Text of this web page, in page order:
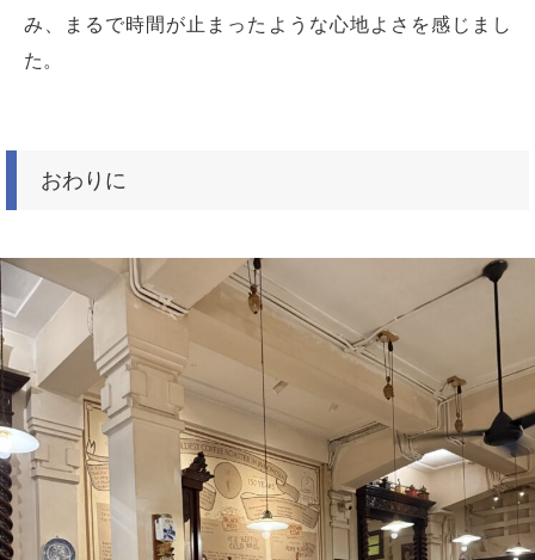
み、まるで時間が止まったような心地よさを感じまし
た。
おわりに